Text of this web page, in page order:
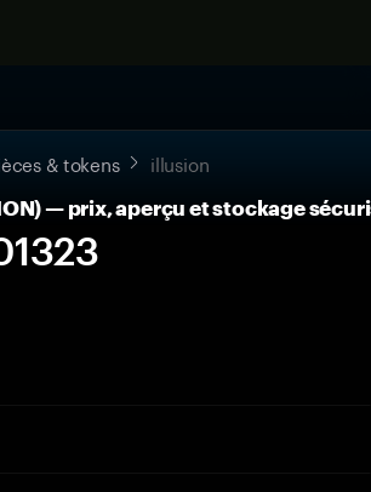
& tokens illusion
— prix, aperçu et stockage